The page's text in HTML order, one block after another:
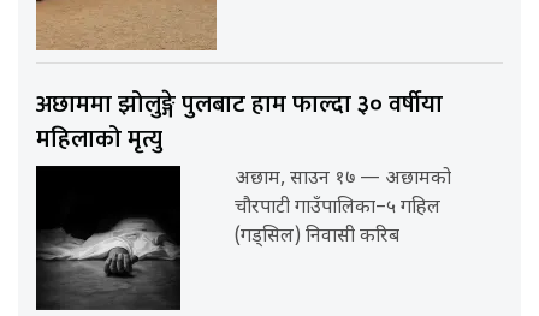
अछाममा झोलुङ्गे पुलबाट हाम फाल्दा ३० वर्षीया
महिलाको मृत्यु
अछाम, साउन १७ — अछामको
चौरपाटी गाउँपालिका–५ गहिल
(गड्सिल) निवासी करिब